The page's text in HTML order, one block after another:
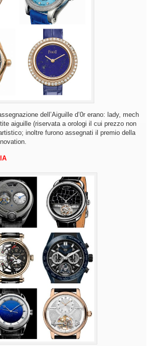
dell’Aiguille d’0r erano: lady, mech
aiguille (riservata a orologi il cui prezzo non
inoltre furono assegnati il premio della